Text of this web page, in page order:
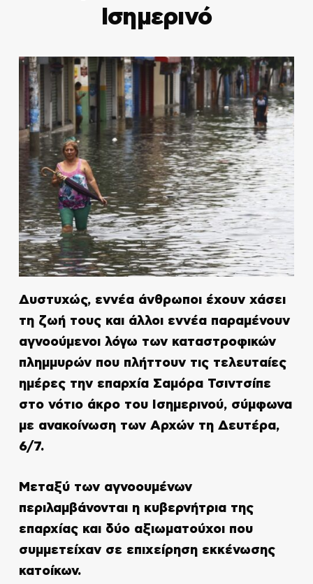
Ισημερινό
Δυστυχώς, εννέα άνθρωποι έχουν χάσει
τη ζωή τους και άλλοι εννέα παραμένουν
αγνοούμενοι λόγω των καταστροφικών
πλημμυρών που πλήττουν τις τελευταίες
ημέρες την επαρχία Σαμόρα Τσιντσίπε
στο νότιο άκρο του Ισημερινού, σύμφωνα
με ανακοίνωση των Αρχών τη Δευτέρα,
6/7.
Μεταξύ των αγνοουμένων
περιλαμβάνονται η κυβερνήτρια της
επαρχίας και δύο αξιωματούχοι που
συμμετείχαν σε επιχείρηση εκκένωσης
κατοίκων.